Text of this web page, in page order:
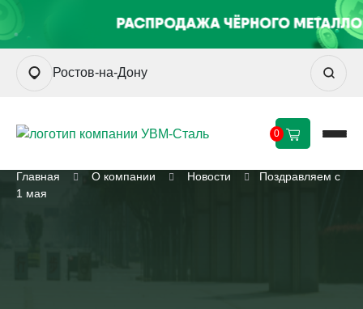
Ростов-на-Дону
0
Главная О компании Новости
Поздравляем с
1 мая